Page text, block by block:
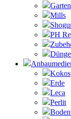
Mills
PH
Kokos
Erde
Leca
Perlit